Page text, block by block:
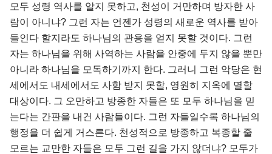
모두 성령 역사를 알지 못하고, 천성이 거만하며 방자한 사
람이 아니냐? 그런 자는 언젠가 성령의 새로운 역사를 받아
들인다 할지라도 하나님의 관용을 얻지 못할 것이다. 그런
자는 하나님을 위해 사역하는 사람을 안중에 두지 않을 뿐만
아니라 하나님을 모독하기까지 한다. 그러니 그런 악당은 현
세에서도 내세에서도 사함 받지 못할, 영원히 지옥에 멸할
대상이다. 그 오만하고 방종한 자들은 또 모두 하나님을 믿
는다는 간판을 내건 사람들이다. 그런 자들일수록 하나님의
행정을 더 쉽게 거스른다. 천성적으로 방종하고 복종할 줄
모르는 교만한 자들은 모두 그런 길을 가지 않더냐? 모두가